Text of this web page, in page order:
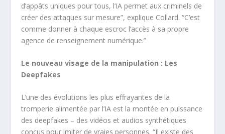
d’appâts uniques pour tous, l’IA permet aux criminels de
créer des attaques sur mesure”, explique Collard. “C’est
comme donner à chaque escroc l’accès à sa propre
agence de renseignement numérique.”
Le nouveau visage de la manipulation : Les
Deepfakes
L’une des évolutions les plus effrayantes de la
tromperie alimentée par l’IA est la montée en puissance
des deepfakes – des vidéos et audios synthétiques
conçus pour imiter de vraies personnes. “Il existe des